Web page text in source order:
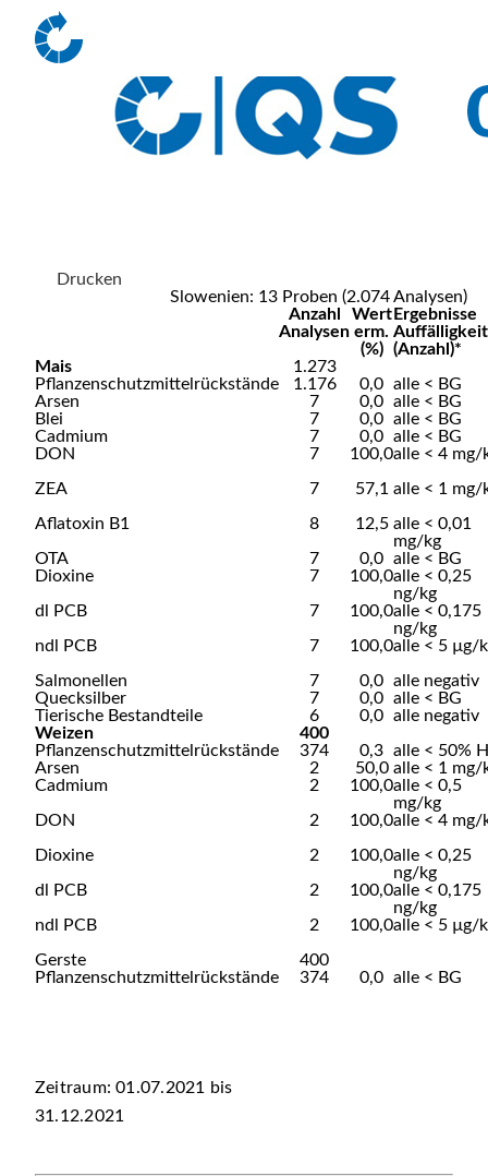
Drucken
Slowenien: 13 Proben (2.074 Analysen)
Anzahl
Analysen
Wert
erm.
(%)
Ergebnisse
(Anzahl)*
Mais
1.273
Pflanzenschutzmittelrückstände
1.176 0,0 alle < BG
Arsen
7 0,0 alle < BG
Blei
7 0,0 alle < BG
Cadmium
7 0,0 alle < BG
DON
7 100,0alle < 4 mg/
ZEA
7 57,1 alle < 1 mg/
Aflatoxin B1
8 12,5 alle < 0,01
mg/kg
OTA
7 0,0 alle < BG
Dioxine
7 100,0alle < 0,25
ng/kg
dl PCB
7 100,0alle < 0,175
ng/kg
ndl PCB
7 100,0alle < 5 µg/
Salmonellen
7 0,0 alle negativ
Quecksilber
7 0,0 alle < BG
Tierische Bestandteile
6 0,0 alle negativ
Weizen
400
Pflanzenschutzmittelrückstände
374 0,3 alle < 50%
Arsen
2 50,0 alle < 1 mg/
Cadmium
2 100,0alle < 0,5
mg/kg
DON
2 100,0alle < 4 mg/
Dioxine
2 100,0alle < 0,25
ng/kg
dl PCB
2 100,0alle < 0,175
ng/kg
ndl PCB
2 100,0alle < 5 µg/
Gerste
400
Pflanzenschutzmittelrückstände
374 0,0 alle < BG
Zeitraum: 01.07.2021 bis
31.12.2021